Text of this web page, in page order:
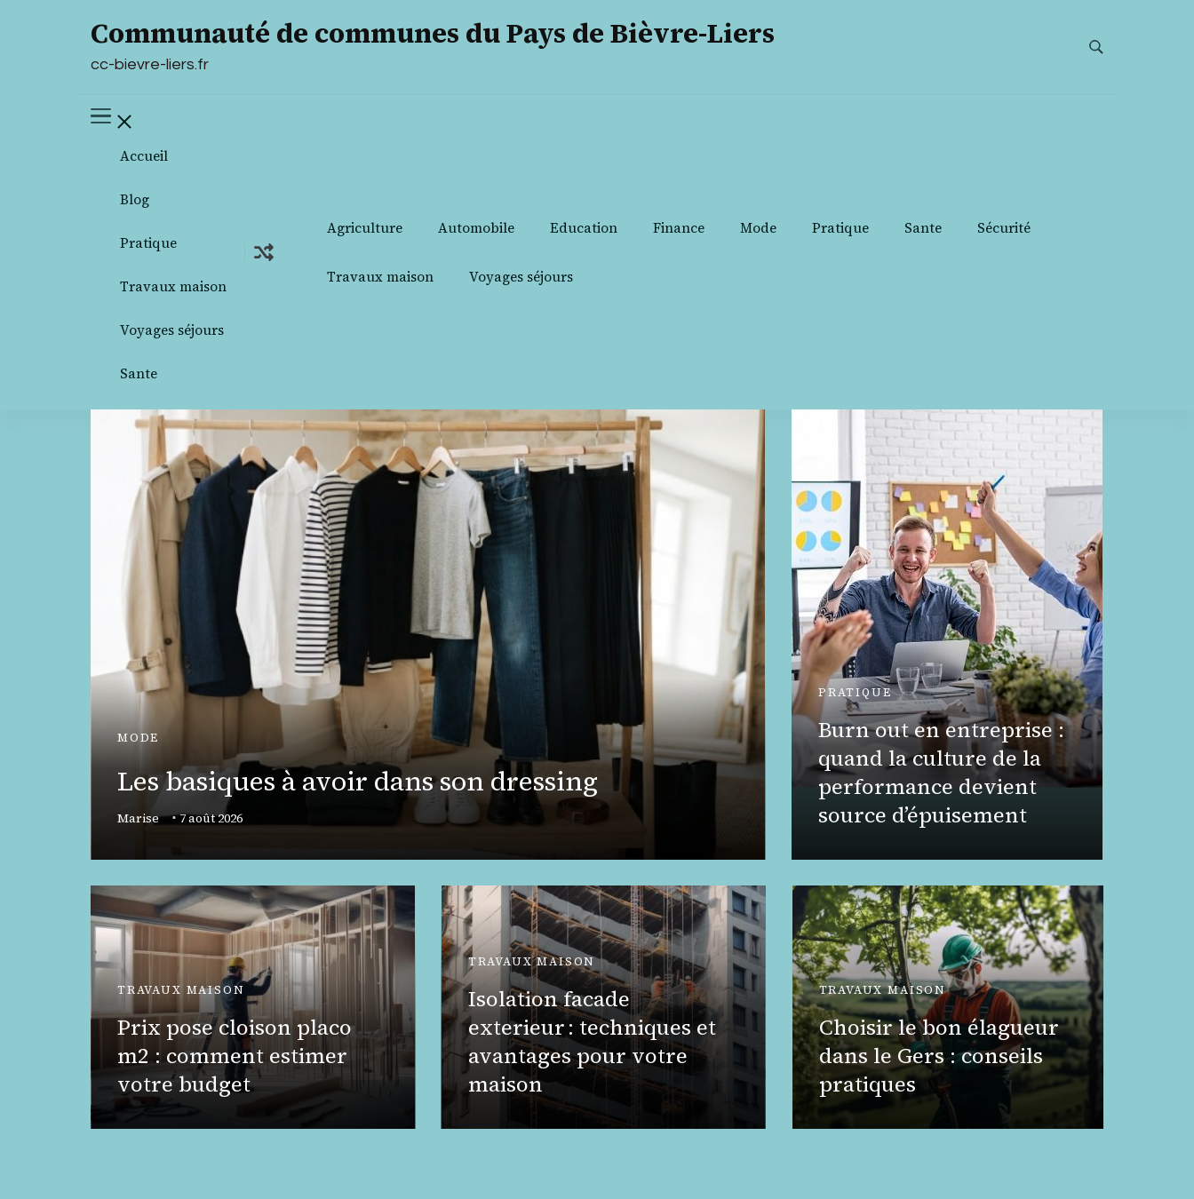
Communauté de communes du Pays de Bièvre-Liers
cc-bievre-liers.fr
Accueil
Blog
Pratique
Travaux maison
Voyages séjours
Sante
Agriculture Automobile Education Finance Mode Pratique Sante Sécurité
Travaux maison Voyages séjours
MODE
Les basiques à avoir dans son dressing
Marise 7 août 2026
PRATIQUE
Burn out en entreprise :
quand la culture de la
performance devient
source d’épuisement
TRAVAUX MAISON
Prix pose cloison placo
m2 : comment estimer
votre budget
TRAVAUX MAISON
Isolation facade
exterieur : techniques et
avantages pour votre
maison
TRAVAUX MAISON
Choisir le bon élagueur
dans le Gers : conseils
pratiques